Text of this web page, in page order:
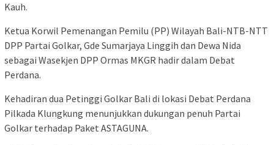
Kauh.
Ketua Korwil Pemenangan Pemilu (PP) Wilayah Bali-NTB-NTT
DPP Partai Golkar, Gde Sumarjaya Linggih dan Dewa Nida
sebagai Wasekjen DPP Ormas MKGR hadir dalam Debat
Perdana.
Kehadiran dua Petinggi Golkar Bali di lokasi Debat Perdana
Pilkada Klungkung menunjukkan dukungan penuh Partai
Golkar terhadap Paket ASTAGUNA.